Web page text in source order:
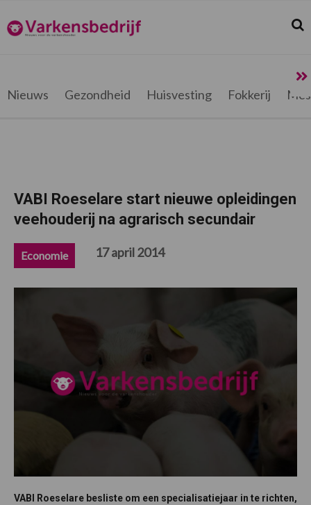
de
hoofdnavigatie
de
hoofd
de
eerste
de
voettekst
Varkensbedrijf.be
Nieuws Gezondheid Huisvesting Fokkerij
VABI Roeselare start nieuwe opleidingen
veehouderij na agrarisch secundair
Economie 17 april 2014
VABI Roeselare besliste om een specialisatiejaar in te richten,